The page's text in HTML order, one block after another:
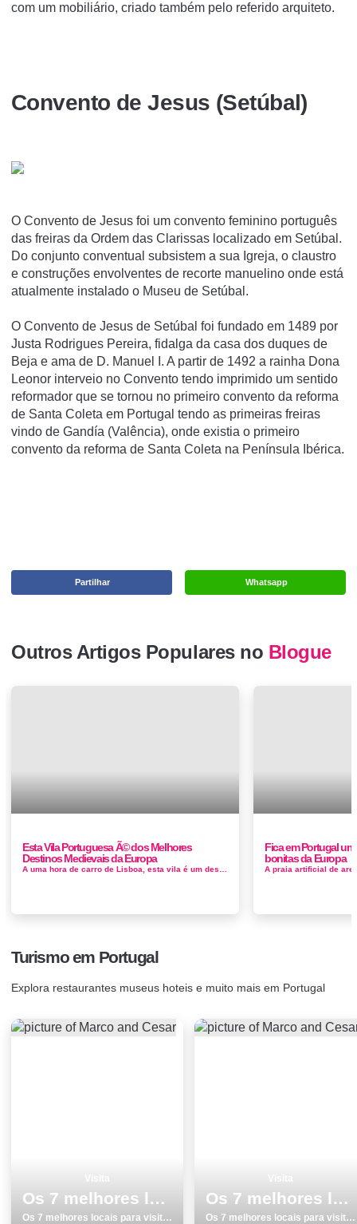
com um mobiliário, criado também pelo referido arquiteto.
Convento de Jesus (Setúbal)
O Convento de Jesus foi um convento feminino português
das freiras da Ordem das Clarissas localizado em Setúbal.
Do conjunto conventual subsistem a sua Igreja, o claustro
e construções envolventes de recorte manuelino onde está
atualmente instalado o Museu de Setúbal.
O Convento de Jesus de Setúbal foi fundado em 1489 por
Justa Rodrigues Pereira, fidalga da casa dos duques de
Beja e ama de D. Manuel I. A partir de 1492 a rainha Dona
Leonor interveio no Convento tendo imprimido um sentido
reformador que se tornou no primeiro convento da reforma
de Santa Coleta em Portugal tendo as primeiras freiras
vindo de Gandí­a (Valência), onde existia o primeiro
convento da reforma de Santa Coleta na Pení­nsula Ibérica.
Whatsapp
Partilhar
Outros Artigos Populares no Blogue
Esta Vila Portuguesa Ã© dos Melhores
Destinos Medievais da Europa
Fica em Portugal
bonitas da Europa
Turismo em Portugal
Explora restaurantes museus hoteis e muito mais em Portugal
Os 7 melhores locais para visitar em Leiria
Os 7 melhores locais para visitar em Leiria
Os 7 melhores locais para visitar em Viana do Castelo
Os 7 melhores locais para visitar em Viana do Castelo